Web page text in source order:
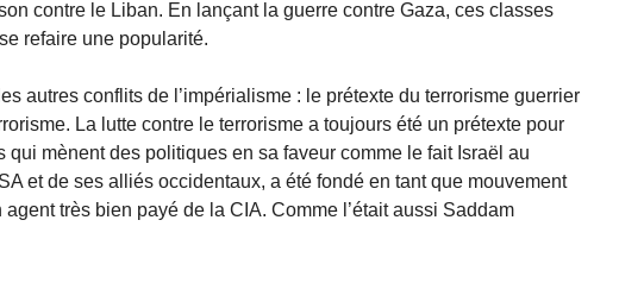
contre le Liban. En lançant la guerre contre Gaza, ces classes
refaire une popularité.
autres conflits de l’impérialisme : le prétexte du terrorisme guerrier
La lutte contre le terrorisme a toujours été un prétexte pour
mènent des politiques en sa faveur comme le fait Israël au
et de ses alliés occidentaux, a été fondé en tant que mouvement
très bien payé de la CIA. Comme l’était aussi Saddam